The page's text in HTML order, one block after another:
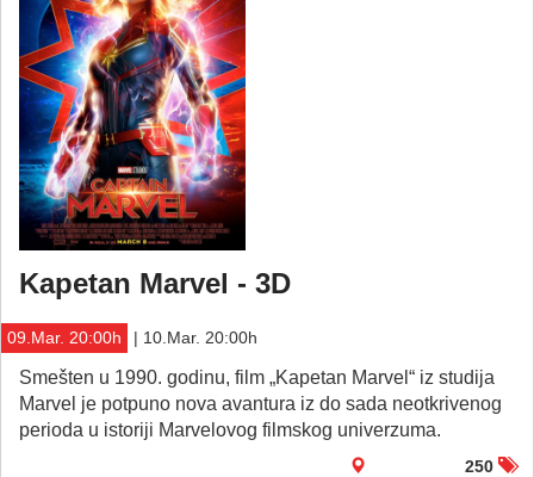
Kapetan Marvel - 3D
09.Mar. 20:00h | 10.Mar. 20:00h
Smešten u 1990. godinu, film „Kapetan Marvel“ iz studija
Marvel je potpuno nova avantura iz do sada neotkrivenog
perioda u istoriji Marvelovog filmskog univerzuma.
250